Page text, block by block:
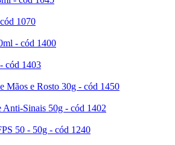
1070
- cód 1400
cód 1403
Mãos e Rosto 30g - cód 1450
Anti-Sinais 50g - cód 1402
50 - 50g - cód 1240